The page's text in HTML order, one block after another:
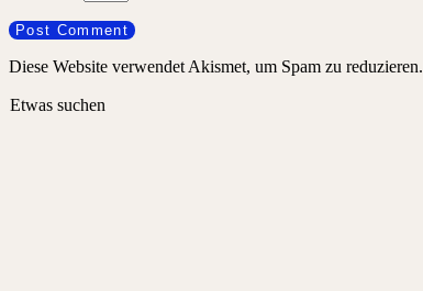
Diese Website verwendet Akismet, um Spam zu reduzieren.
Etwas suchen